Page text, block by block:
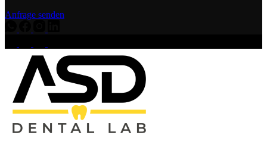
Anfrage senden